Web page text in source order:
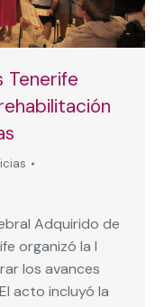
Tenerife
Adquirido de
organizó la I
los avances
acto incluyó la